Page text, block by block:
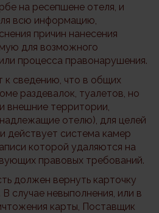
на ресепшене отеля, и
всю информацию,
причин нанесения
для возможного
процесса правонарушения.
сведению, что в общих
раздевалок, туалетов, но
внешние территории,
отелю), для целей
действует система камер
которой удаляются на
правовых требований.
должен вернуть карточку
случае невыполнения, или в
карты, Поставщик